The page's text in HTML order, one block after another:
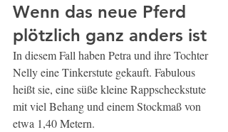
Wenn das neue Pferd
plötzlich ganz anders ist
In diesem Fall haben Petra und ihre Tochter
Nelly eine Tinkerstute gekauft. Fabulous
heißt sie, eine süße kleine Rappscheckstute
mit viel Behang und einem Stockmaß von
etwa 1,40 Metern.